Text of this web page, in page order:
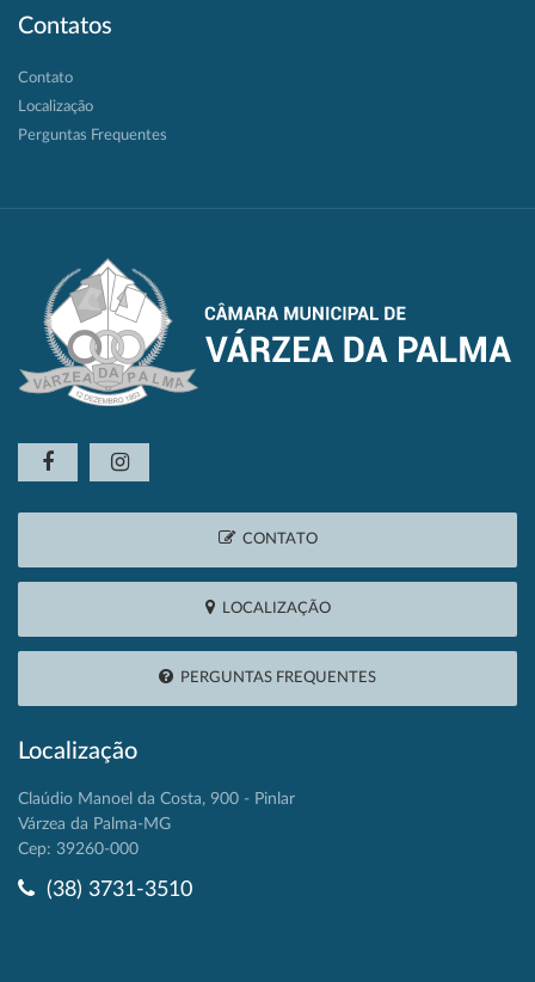
Contatos
Contato
Localização
Perguntas Frequentes
CONTATO
LOCALIZAÇÃO
PERGUNTAS FREQUENTES
Localização
Claúdio Manoel da Costa, 900 - Pinlar
Várzea da Palma-MG
Cep: 39260-000
(38) 3731-3510